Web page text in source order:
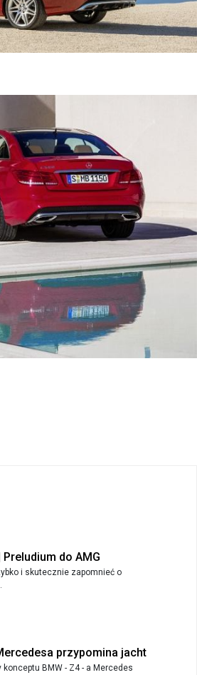
do AMG
i skutecznie zapomnieć o
przypomina jacht
BMW - Z4 - a Mercedes